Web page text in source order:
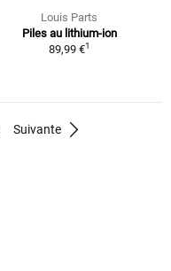
Louis Parts
Piles au lithium-ion
89,99 €1
Suivante